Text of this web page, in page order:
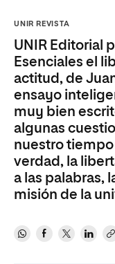
UNIR REVISTA
UNIR Editorial
Esenciales el
actitud, de
ensayo
muy bien
algunas
nuestro
verdad, la
a las palabras,
misión de la